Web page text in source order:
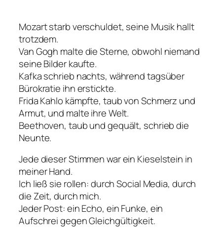
Mozart starb verschuldet, seine Musik hallt
trotzdem.
Van Gogh malte die Sterne, obwohl niemand
seine Bilder kaufte.
Kafka schrieb nachts, während tagsüber
Bürokratie ihn erstickte.
Frida Kahlo kämpfte, taub von Schmerz und
Armut, und malte ihre Welt.
Beethoven, taub und gequält, schrieb die
Neunte.
Jede dieser Stimmen war ein Kieselstein in
meiner Hand.
Ich ließ sie rollen: durch Social Media, durch
die Zeit, durch mich.
Jeder Post: ein Echo, ein Funke, ein
Aufschrei gegen Gleichgültigkeit.